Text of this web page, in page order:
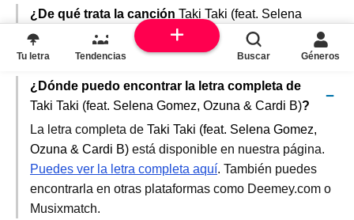
¿De qué trata la canción Taki Taki (feat. Selena
Gomez, Ozuna & Cardi B)? / ¿Cuál es el
significado?
¿Dónde puedo encontrar la letra completa de
Taki Taki (feat. Selena Gomez, Ozuna & Cardi B)?
La letra completa de Taki Taki (feat. Selena Gomez,
Ozuna & Cardi B) está disponible en nuestra página.
Puedes ver la letra completa aquí. También puedes
encontrarla en otras plataformas como Deemey.com o
Musixmatch.
Tu letra Tendencias Buscar Géneros